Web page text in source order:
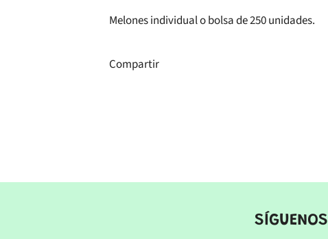
Melones individual o bolsa de 250 unidades.
Compartir
SÍGUENOS